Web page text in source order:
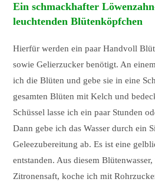
Ein schmackhafter
leuchtenden Blütenköpfchen
Hierfür werden ein paar Handvoll
sowie Gelierzucker benötigt. An
ich die Blüten und gebe sie in eine
gesamten Blüten mit Kelch und
Schüssel lasse ich ein paar Stunden
Dann gebe ich das Wasser durch ein
Geleezubereitung ab. Es ist eine
entstanden. Aus diesem
Zitronensaft, koche ich mit